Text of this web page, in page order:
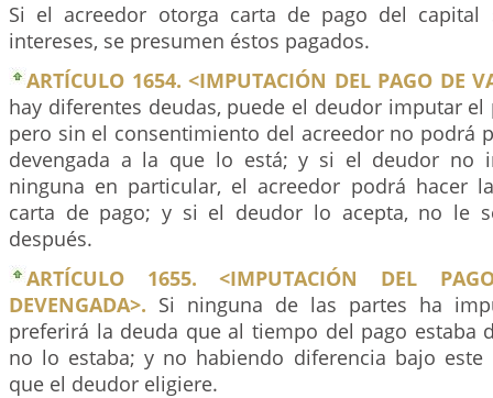
Si el acreedor otorga carta de pago del capital
intereses, se presumen éstos pagados.
ARTÍCULO 1654. <IMPUTACIÓN DEL PAGO DE
hay diferentes deudas, puede el deudor imputar
pero sin el consentimiento del acreedor no podrá
devengada a la que lo está; y si el deudor no
ninguna en particular, el acreedor podrá hacer
carta de pago; y si el deudor lo acepta, no le
después.
ARTÍCULO 1655. <IMPUTACIÓN DEL
DEVENGADA>. Si ninguna de las partes ha
preferirá la deuda que al tiempo del pago estaba
no lo estaba; y no habiendo diferencia bajo este
que el deudor eligiere.